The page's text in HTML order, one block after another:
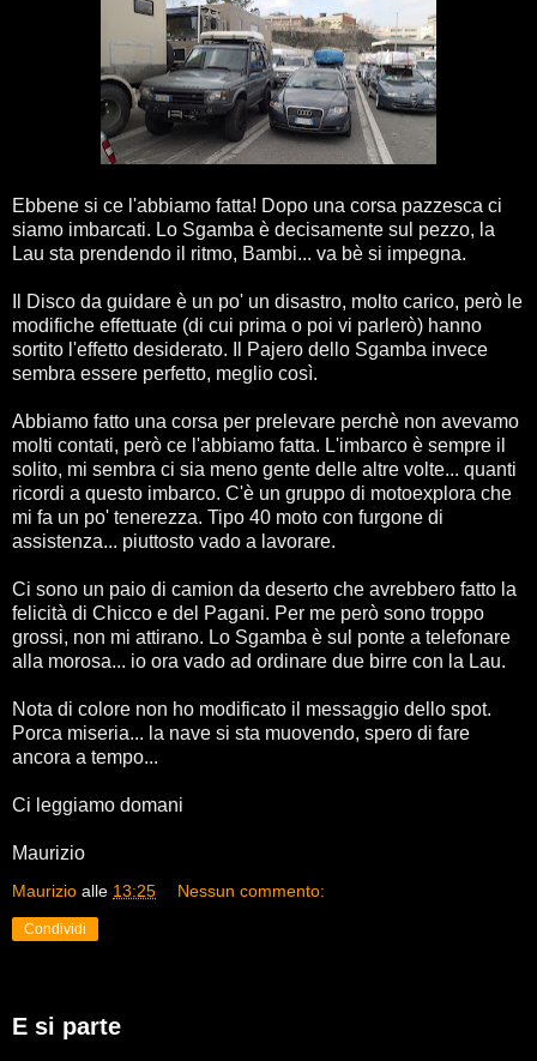
Ebbene si ce l'abbiamo fatta! Dopo una corsa pazzesca ci
siamo imbarcati. Lo Sgamba è decisamente sul pezzo, la
Lau sta prendendo il ritmo, Bambi... va bè si impegna.
Il Disco da guidare è un po' un disastro, molto carico, però le
modifiche effettuate (di cui prima o poi vi parlerò) hanno
sortito l'effetto desiderato. Il Pajero dello Sgamba invece
sembra essere perfetto, meglio così.
Abbiamo fatto una corsa per prelevare perchè non avevamo
molti contati, però ce l'abbiamo fatta. L'imbarco è sempre il
solito, mi sembra ci sia meno gente delle altre volte... quanti
ricordi a questo imbarco. C'è un gruppo di motoexplora che
mi fa un po' tenerezza. Tipo 40 moto con furgone di
assistenza... piuttosto vado a lavorare.
Ci sono un paio di camion da deserto che avrebbero fatto la
felicità di Chicco e del Pagani. Per me però sono troppo
grossi, non mi attirano. Lo Sgamba è sul ponte a telefonare
alla morosa... io ora vado ad ordinare due birre con la Lau.
Nota di colore non ho modificato il messaggio dello spot.
Porca miseria... la nave si sta muovendo, spero di fare
ancora a tempo...
Ci leggiamo domani
Maurizio
Maurizio alle 13:25 Nessun commento:
Condividi
E si parte